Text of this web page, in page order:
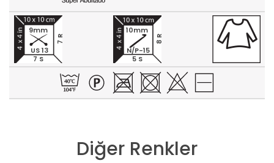
7 S
7 R
9mm
US 13
5 S
8 R
10mm
N/P-15
Diğer Renkler